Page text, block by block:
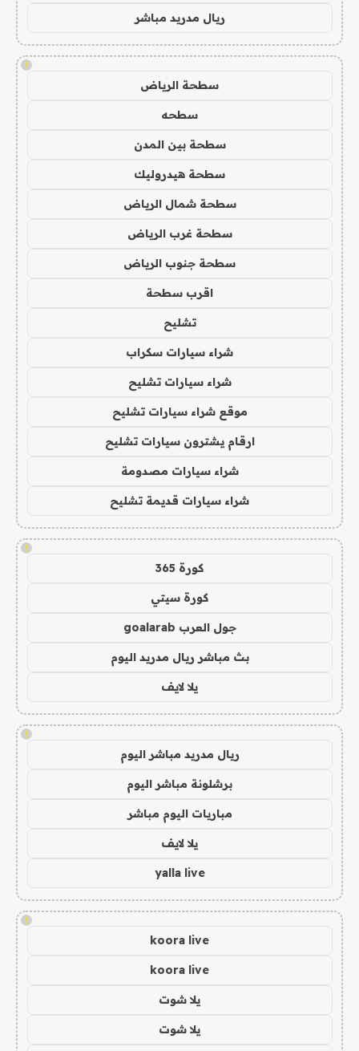
ريال مدريد مباشر
!
سطحة الرياض
سطحه
سطحة بين المدن
سطحة هيدروليك
سطحة شمال الرياض
سطحة غرب الرياض
سطحة جنوب الرياض
اقرب سطحة
تشليح
شراء سيارات سكراب
شراء سيارات تشليح
موقع شراء سيارات تشليح
ارقام يشترون سيارات تشليح
شراء سيارات مصدومة
شراء سيارات قديمة تشليح
!
كورة 365
كورة سيتي
جول العرب goalarab
بث مباشر ريال مدريد اليوم
يلا لايف
!
ريال مدريد مباشر اليوم
برشلونة مباشر اليوم
مباريات اليوم مباشر
يلا لايف
yalla live
!
koora live
koora live
يلا شوت
يلا شوت